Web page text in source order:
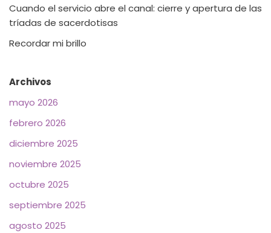
Cuando el servicio abre el canal: cierre y apertura de las
tríadas de sacerdotisas
Recordar mi brillo
Archivos
mayo 2026
febrero 2026
diciembre 2025
noviembre 2025
octubre 2025
septiembre 2025
agosto 2025